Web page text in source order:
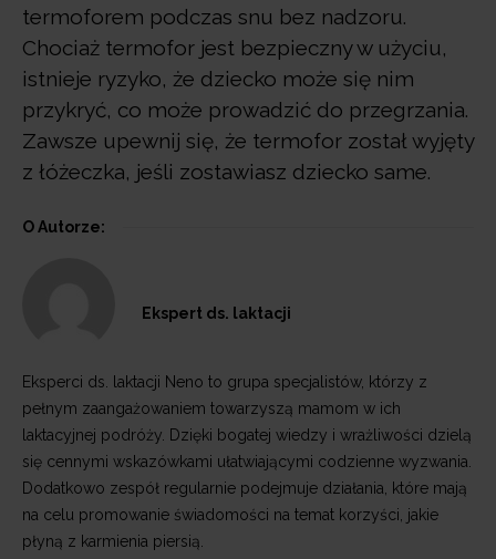
termoforem podczas snu bez nadzoru.
Chociaż termofor jest bezpieczny w użyciu,
istnieje ryzyko, że dziecko może się nim
przykryć, co może prowadzić do przegrzania.
Zawsze upewnij się, że termofor został wyjęty
z łóżeczka, jeśli zostawiasz dziecko same.
O Autorze:
Ekspert ds. laktacji
Eksperci ds. laktacji Neno to grupa specjalistów, którzy z
pełnym zaangażowaniem towarzyszą mamom w ich
laktacyjnej podróży. Dzięki bogatej wiedzy i wrażliwości dzielą
się cennymi wskazówkami ułatwiającymi codzienne wyzwania.
Dodatkowo zespół regularnie podejmuje działania, które mają
na celu promowanie świadomości na temat korzyści, jakie
płyną z karmienia piersią.